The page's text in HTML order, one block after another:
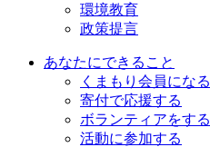
環境教育
政策提言
あなたにできること
くまもり会員になる
寄付で応援する
ボランティアをする
活動に参加する